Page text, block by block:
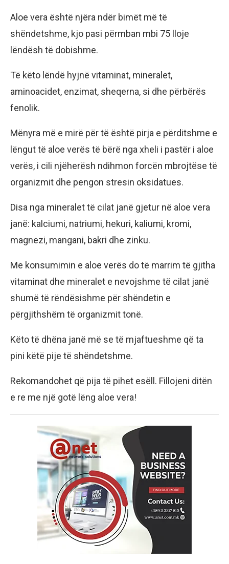
Aloe vera është njëra ndër bimët më të
shëndetshme, kjo pasi përmban mbi 75 lloje
lëndësh të dobishme.
Të këto lëndë hyjnë vitaminat, mineralet,
aminoacidet, enzimat, sheqerna, si dhe përbërës
fenolik.
Mënyra më e mirë për të është pirja e përditshme e
lëngut të aloe verës të bërë nga xheli i pastër i aloe
verës, i cili njëherësh ndihmon forcën mbrojtëse të
organizmit dhe pengon stresin oksidatues.
Disa nga mineralet të cilat janë gjetur në aloe vera
janë: kalciumi, natriumi, hekuri, kaliumi, kromi,
magnezi, mangani, bakri dhe zinku.
Me konsumimin e aloe verës do të marrim të gjitha
vitaminat dhe mineralet e nevojshme të cilat janë
shumë të rëndësishme për shëndetin e
përgjithshëm të organizmit tonë.
Këto të dhëna janë më se të mjaftueshme që ta
pini këtë pije të shëndetshme.
Rekomandohet që pija të pihet esëll. Fillojeni ditën
e re me një gotë lëng aloe vera!